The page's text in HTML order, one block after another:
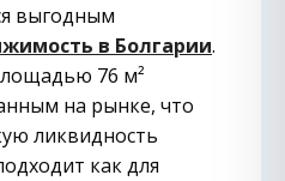
выгодным
в Болгарии.
76 м²
на рынке, что
ликвидность
как для